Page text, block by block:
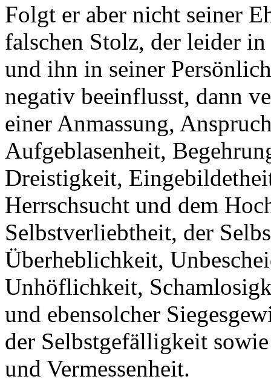
Folgt er aber nicht seiner
falschen Stolz, der leider
und ihn in seiner
negativ beeinflusst, dann
einer Anmassung,
Aufgeblasenheit,
Dreistigkeit,
Herrschsucht und dem
Selbstverliebtheit, der
Überheblichkeit,
Unhöflichkeit,
und ebensolcher
der Selbstgefälligkeit
und Vermessenheit.